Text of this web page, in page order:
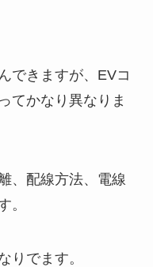
できますが、EVコ
てかなり異なりま
、配線方法、電線
。
りでます。